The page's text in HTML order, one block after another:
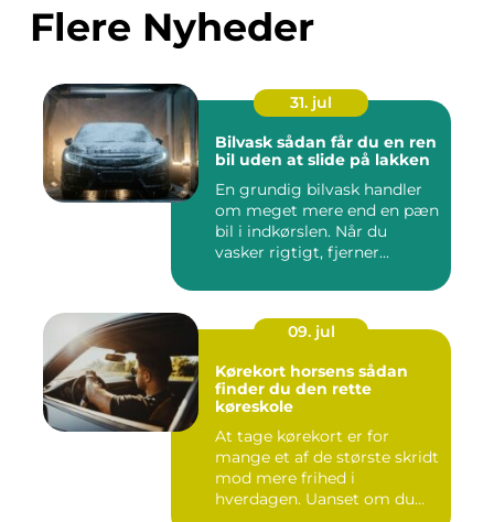
Flere Nyheder
31. jul
Bilvask sådan får du en ren
bil uden at slide på lakken
En grundig bilvask handler
om meget mere end en pæn
bil i indkørslen. Når du
vasker rigtigt, fjerner...
09. jul
Kørekort horsens sådan
finder du den rette
køreskole
At tage kørekort er for
mange et af de største skridt
mod mere frihed i
hverdagen. Uanset om du